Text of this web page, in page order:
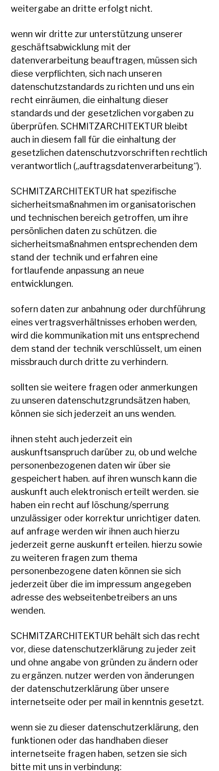
weitergabe an dritte erfolgt nicht.
wenn wir dritte zur unterstützung unserer
geschäftsabwicklung mit der
datenverarbeitung beauftragen, müssen sich
diese verpflichten, sich nach unseren
datenschutzstandards zu richten und uns ein
recht einräumen, die einhaltung dieser
standards und der gesetzlichen vorgaben zu
überprüfen. SCHMITZARCHITEKTUR bleibt
auch in diesem fall für die einhaltung der
gesetzlichen datenschutzvorschriften rechtlich
verantwortlich („auftragsdatenverarbeitung“).
SCHMITZARCHITEKTUR hat spezifische
sicherheitsmaßnahmen im organisatorischen
und technischen bereich getroffen, um ihre
persönlichen daten zu schützen. die
sicherheitsmaßnahmen entsprechenden dem
stand der technik und erfahren eine
fortlaufende anpassung an neue
entwicklungen.
sofern daten zur anbahnung oder durchführung
eines vertragsverhältnisses erhoben werden,
wird die kommunikation mit uns entsprechend
dem stand der technik verschlüsselt, um einen
missbrauch durch dritte zu verhindern.
sollten sie weitere fragen oder anmerkungen
zu unseren datenschutzgrundsätzen haben,
können sie sich jederzeit an uns wenden.
ihnen steht auch jederzeit ein
auskunftsanspruch darüber zu, ob und welche
personenbezogenen daten wir über sie
gespeichert haben. auf ihren wunsch kann die
auskunft auch elektronisch erteilt werden. sie
haben ein recht auf löschung/sperrung
unzulässiger oder korrektur unrichtiger daten.
auf anfrage werden wir ihnen auch hierzu
jederzeit gerne auskunft erteilen. hierzu sowie
zu weiteren fragen zum thema
personenbezogene daten können sie sich
jederzeit über die im impressum angegeben
adresse des webseitenbetreibers an uns
wenden.
SCHMITZARCHITEKTUR behält sich das recht
vor, diese datenschutzerklärung zu jeder zeit
und ohne angabe von gründen zu ändern oder
zu ergänzen. nutzer werden von änderungen
der datenschutzerklärung über unsere
internetseite oder per mail in kenntnis gesetzt.
wenn sie zu dieser datenschutzerklärung, den
funktionen oder das handhaben dieser
internetseite fragen haben, setzen sie sich
bitte mit uns in verbindung: